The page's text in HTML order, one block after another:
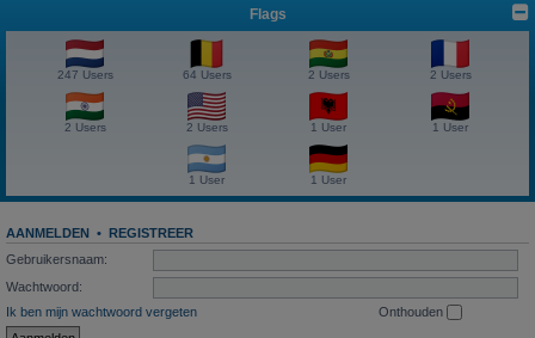
Flags
247 Users 64 Users 2 Users 2 Users
2 Users 2 Users 1 User 1 User
1 User 1 User
AANMELDEN • REGISTREER
Gebruikersnaam:
Wachtwoord:
Ik ben mijn wachtwoord vergeten
Onthouden